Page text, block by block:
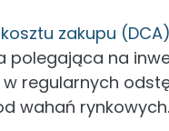
zakupu (DCA)
polegająca na
w regularnych
wahań rynkowych.